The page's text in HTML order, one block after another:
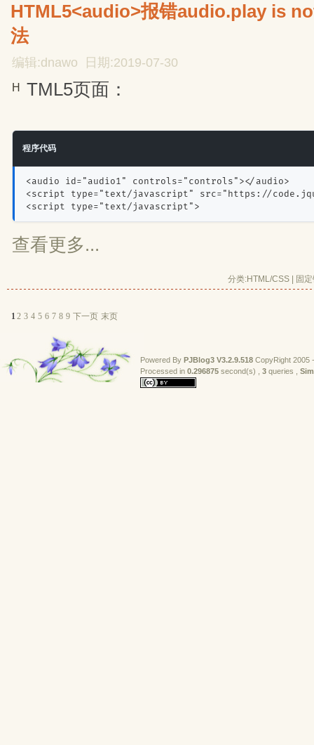
HTML5<audio>报错audio.play is
法
编辑:dnawo 日期:2019-07-30
H TML5页面：
程序代码
<audio id="audio1" controls="controls"></audio>
<script type="text/javascript" src="https://
<script type="text/javascript">
查看更多...
分类:HTML/CSS 固
12 3 4 5 6 7 8 9 下一页 末页
Powered By PJBlog3 V3.2.9.518 CopyRight 2005
Processed in 0.296875 second(s) , 3 queries ,